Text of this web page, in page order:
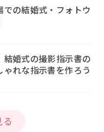
での結婚式・フォトウ
結婚式の撮影指示書の
れな指示書を作ろう